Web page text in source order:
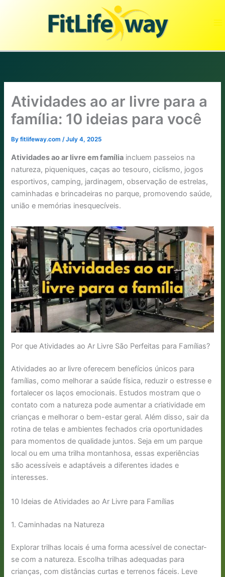
Atividades ao ar livre para a
família: 10 ideias para você
Byfitlifeway.com/July 4, 2025
Atividades ao ar livre em família incluem passeios na
natureza, piqueniques, caças ao tesouro, ciclismo, jogos
esportivos, camping, jardinagem, observação de estrelas,
caminhadas e brincadeiras no parque, promovendo saúde,
união e memórias inesquecíveis.
Por que Atividades ao Ar Livre São Perfeitas para Famílias?
Atividades ao ar livre oferecem benefícios únicos para
famílias, como melhorar a saúde física, reduzir o estresse e
fortalecer os laços emocionais. Estudos mostram que o
contato com a natureza pode aumentar a criatividade em
crianças e melhorar o bem-estar geral. Além disso, sair da
rotina de telas e ambientes fechados cria oportunidades
para momentos de qualidade juntos. Seja em um parque
local ou em uma trilha montanhosa, essas experiências
são acessíveis e adaptáveis a diferentes idades e
interesses.
10 Ideias de Atividades ao Ar Livre para Famílias
1. Caminhadas na Natureza
Explorar trilhas locais é uma forma acessível de conectar-
se com a natureza. Escolha trilhas adequadas para
crianças, com distâncias curtas e terrenos fáceis. Leve